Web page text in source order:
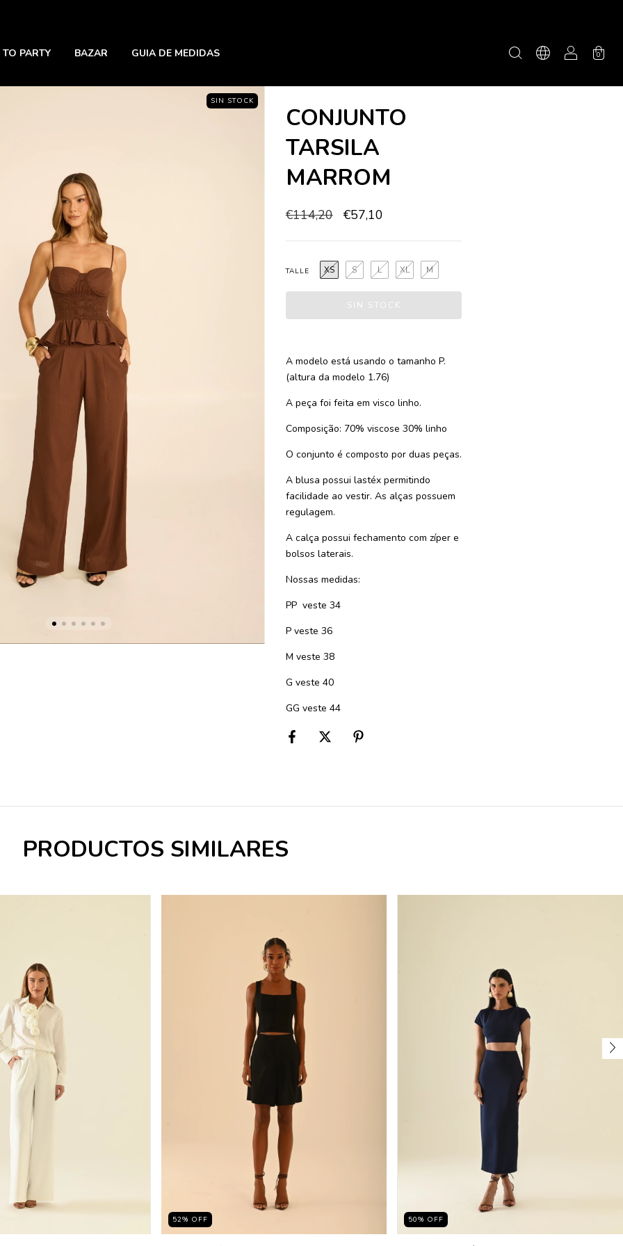
TO PARTY BAZAR GUIA DE MEDIDAS 0
SIN STOCK
CONJUNTO
TARSILA
MARROM
€114,20 €57,10
TALLE XS S M
L XL
A modelo está usando o tamanho P.
(altura da modelo 1.76)
A peça foi feita em visco linho.
Composição: 70% viscose 30% linho
O conjunto é composto por duas peças.
A blusa possui lastéx permitindo
facilidade ao vestir. As alças possuem
regulagem.
A calça possui fechamento com zíper e
bolsos laterais.
Nossas medidas:
PP veste 34
P veste 36
M veste 38
G veste 40
GG veste 44
PRODUCTOS SIMILARES
52% OFF 50% OFF